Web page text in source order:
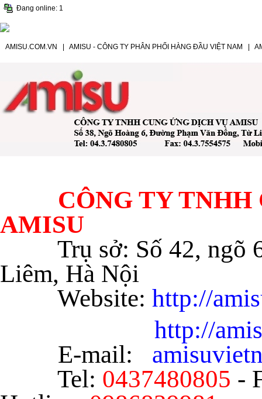
Đang online: 1
AMISU.COM.VN AMISU - CÔNG TY PHÂN PHỐI HÀNG ĐẦU VIỆT NAM
CÔNG TY TNHH
AMISU
Trụ sở: Số 42, ngõ
Liêm, Hà Nội
Website: http://
http://
E-mail:
Tel: 0437480805 -